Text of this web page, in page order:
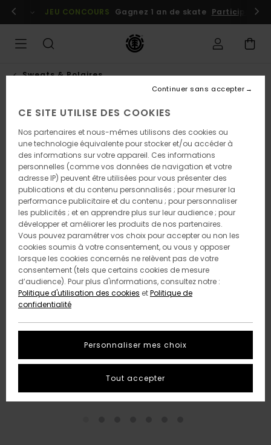
l'information
Se connecter / s'inscrire
JEU CONCOURS Gagnez 1 an de skate Participez
Sweats & Polaires
CE SITE UTILISE DES COOKIES
Nos partenaires et nous-mêmes utilisons des cookies ou
une technologie équivalente pour stocker et/ou accéder à
des informations sur votre appareil. Ces informations
personnelles (comme vos données de navigation et votre
adresse IP) peuvent être utilisées pour vous présenter des
publications et du contenu personnalisés ; pour mesurer la
performance publicitaire et du contenu ; pour personnaliser
les publicités ; et en apprendre plus sur leur audience ; pour
développer et améliorer les produits de nos partenaires.
Vous pouvez paramétrer vos choix pour accepter ou non les
cookies soumis à votre consentement, ou vous y opposer
lorsque les cookies concernés ne relèvent pas de votre
consentement (tels que certains cookies de mesure
d’audience). Pour plus d'informations, consultez notre :
Politique d'utilisation des cookies etPolitique de
confidentialité
Personnaliser mes choix
Continuer sans accepter
Tout accepter